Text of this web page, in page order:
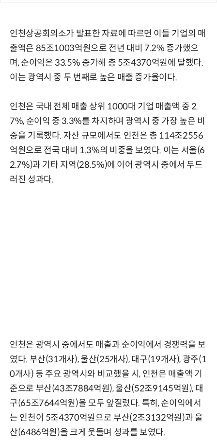
인천상공회의소가 발표한 자료에 따르면 이들 기업의 매
출액은 85조1003억원으로 전년 대비 7.2% 증가했으
며, 순이익은 33.5% 증가해 총 5조4370억원에 달했다.
이는 광역시 중 두 번째로 높은 매출 증가율이다.
인천은 국내 전체 매출 상위 1000대 기업 매출액 중 2.
7%, 순이익 중 3.3%를 차지하며 광역시 중 가장 높은 비
중을 기록했다. 자산 규모에서도 인천은 총 114조2556
억원으로 전국 대비 1.3%의 비중을 보였다. 이는 서울(6
2.7%)과 기타 지역(28.5%)에 이어 광역시 중에서 두드
러진 성과다.
인천은 광역시 중에서도 매출과 순이익에서 경쟁력을 보
였다. 부산(31개사), 울산(25개사), 대구(19개사), 광주(1
0개사) 등 주요 광역시와 비교했을 시, 인천은 매출액 기
준으로 부산(43조7884억원), 울산(52조9145억원), 대
구(65조7644억원)을 모두 앞질렀다. 특히, 순이익에서
는 인천이 5조4370억원으로 부산(2조3132억원)과 울
산(6486억원)을 크게 웃돌며 성과를 보였다.